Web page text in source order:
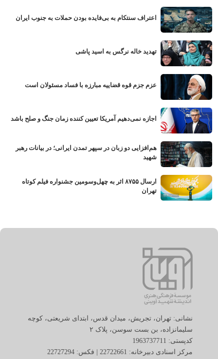
اعتراف سنتکام به بی‌فایده بودن حملات به جنوب ایران
تهدید خاله نرگس به اسید پاشی
عزم جزم قوه قضاییه مبارزه با فساد مسئولان است
اجازه نمی‌دهیم آمریکا تعیین کننده زمان جنگ و صلح باشد
هم‌افزایی دو زبان در سپهر تمدن ایرانی؛ در بیانات رهبر
شهید
ارسال ۸۷۵۵ اثر به چهل‌وسومین جشنواره فیلم کوتاه
تهران
نشانی: تهران، تجریش، میدان قدس، ابتدای شریعتی، کوچه
سلیمانزاده، بن بست سوسن، پلاک ٢
کدپستی: 1963737711
مرکز اسنادی دبیرخانه: 22722661 | فکس: 22727294